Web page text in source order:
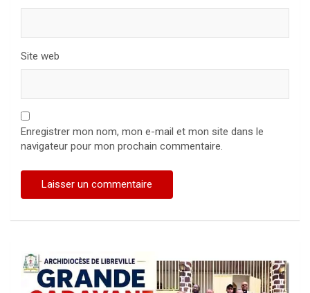
Site web
Enregistrer mon nom, mon e-mail et mon site dans le
navigateur pour mon prochain commentaire.